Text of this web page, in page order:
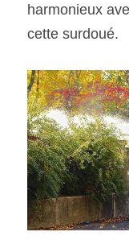
harmonieux
cette surdoué.